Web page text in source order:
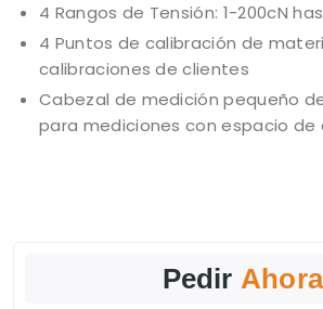
4 Rangos de Tensión: 1-200cN
4 Puntos de calibración de
calibraciones de clientes
Cabezal de medición pequeño
para mediciones con espacio
Pedir Ahora